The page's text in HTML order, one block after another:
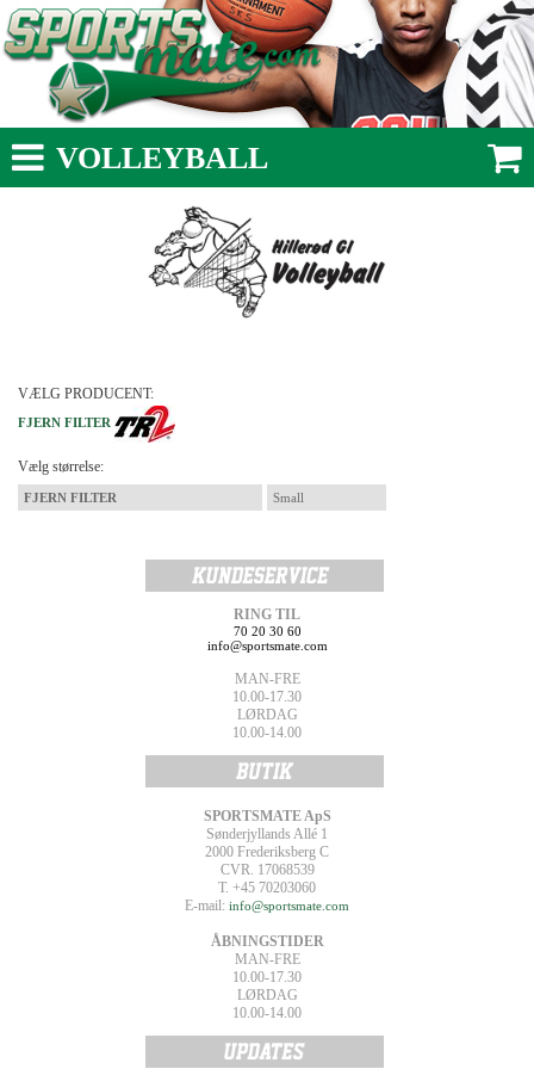
VOLLEYBALL
VÆLG PRODUCENT:
FJERN FILTER
Vælg størrelse:
FJERN FILTER Small
RING TIL
70 20 30 60
info@sportsmate.com
MAN-FRE
10.00-17.30
LØRDAG
10.00-14.00
SPORTSMATE ApS
Sønderjyllands Allé 1
2000 Frederiksberg C
CVR. 17068539
T. +45 70203060
E-mail: info@sportsmate.com
ÅBNINGSTIDER
MAN-FRE
10.00-17.30
LØRDAG
10.00-14.00